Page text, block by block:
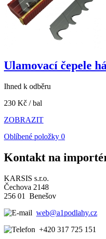
Ulamovací čepele
Ihned k odběru
230 Kč / bal
ZOBRAZIT
Oblíbené položky 0
Kontakt na
KARSIS s.r.o.
Čechova 2148
256 01 Benešov
web@a1podlahy.cz
+420 317 725 151